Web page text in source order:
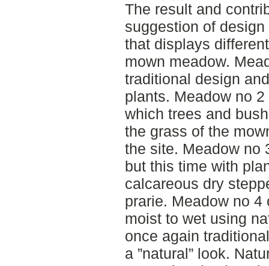
The result and
suggestion of
that displays
mown meadow.
traditional design
plants. Meadow no
which trees and
the grass of the
the site. Meadow no
but this time with
calcareous dry
prarie. Meadow no
moist to wet using
once again
a ”natural” look.